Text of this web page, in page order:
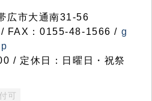
市大通南31-56
FAX：0155-48-1566 / g
/ 定休日：日曜日・祝祭
可